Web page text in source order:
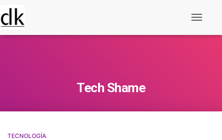
Tech Shame
TECNOLOGÍA